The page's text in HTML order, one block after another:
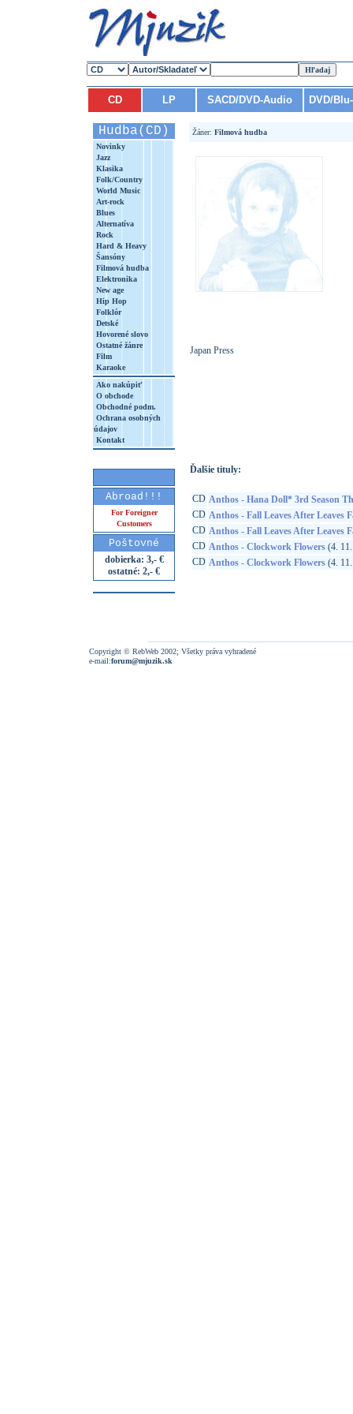
CD LP SACD/DVD-Audio DVD/
Hudba(CD)
Novinky
Jazz
Klasika
Folk/Country
World Music
Art-rock
Blues
Alternatíva
Rock
Hard & Heavy
Šansóny
Filmová hudba
Elektronika
New age
Hip Hop
Folklór
Detské
Hovorené slovo
Ostatné žánre
Film
Karaoke
Ako nakúpiť
O obchode
Obchodné podm.
Ochrana osobných
údajov
Kontakt
Abroad!!!
For Foreigner
Customers
Poštovné
dobierka: 3,- €
ostatné: 2,- €
Žáner: Filmová hudba
Japan Press
Ďalšie tituly:
CD Anthos - Hana Doll* 3rd Season
CD Anthos - Fall Leaves After Leaves
CD Anthos - Fall Leaves After Leaves
CD Anthos - Clockwork Flowers (4.
CD Anthos - Clockwork Flowers (4.
Copyright © RebWeb 2002; Všetky práva vyhradené
e-mail:forum@mjuzik.sk